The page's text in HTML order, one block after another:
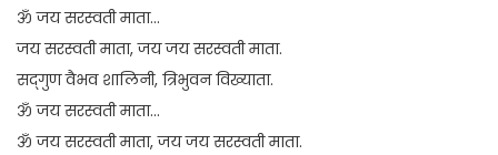
ॐ जय सरस्वती माता…
जय सरस्वती माता, जय जय सरस्वती माता.
सद्‍गुण वैभव शालिनी, त्रिभुवन विख्याता.
ॐ जय सरस्वती माता…
ॐ जय सरस्वती माता, जय जय सरस्वती माता.